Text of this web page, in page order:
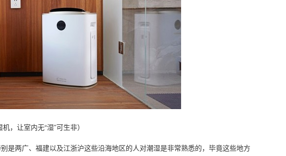
机，让室内无“湿”可生非）
是两广、福建以及江浙沪这些沿海地区的人对潮湿是非常熟悉的，毕竟这些地方